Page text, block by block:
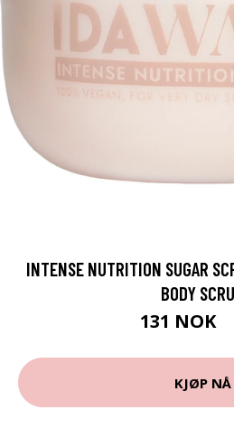
INTENSE NUTRITION SUGAR
BODY
131 NOK
KJØP NÅ